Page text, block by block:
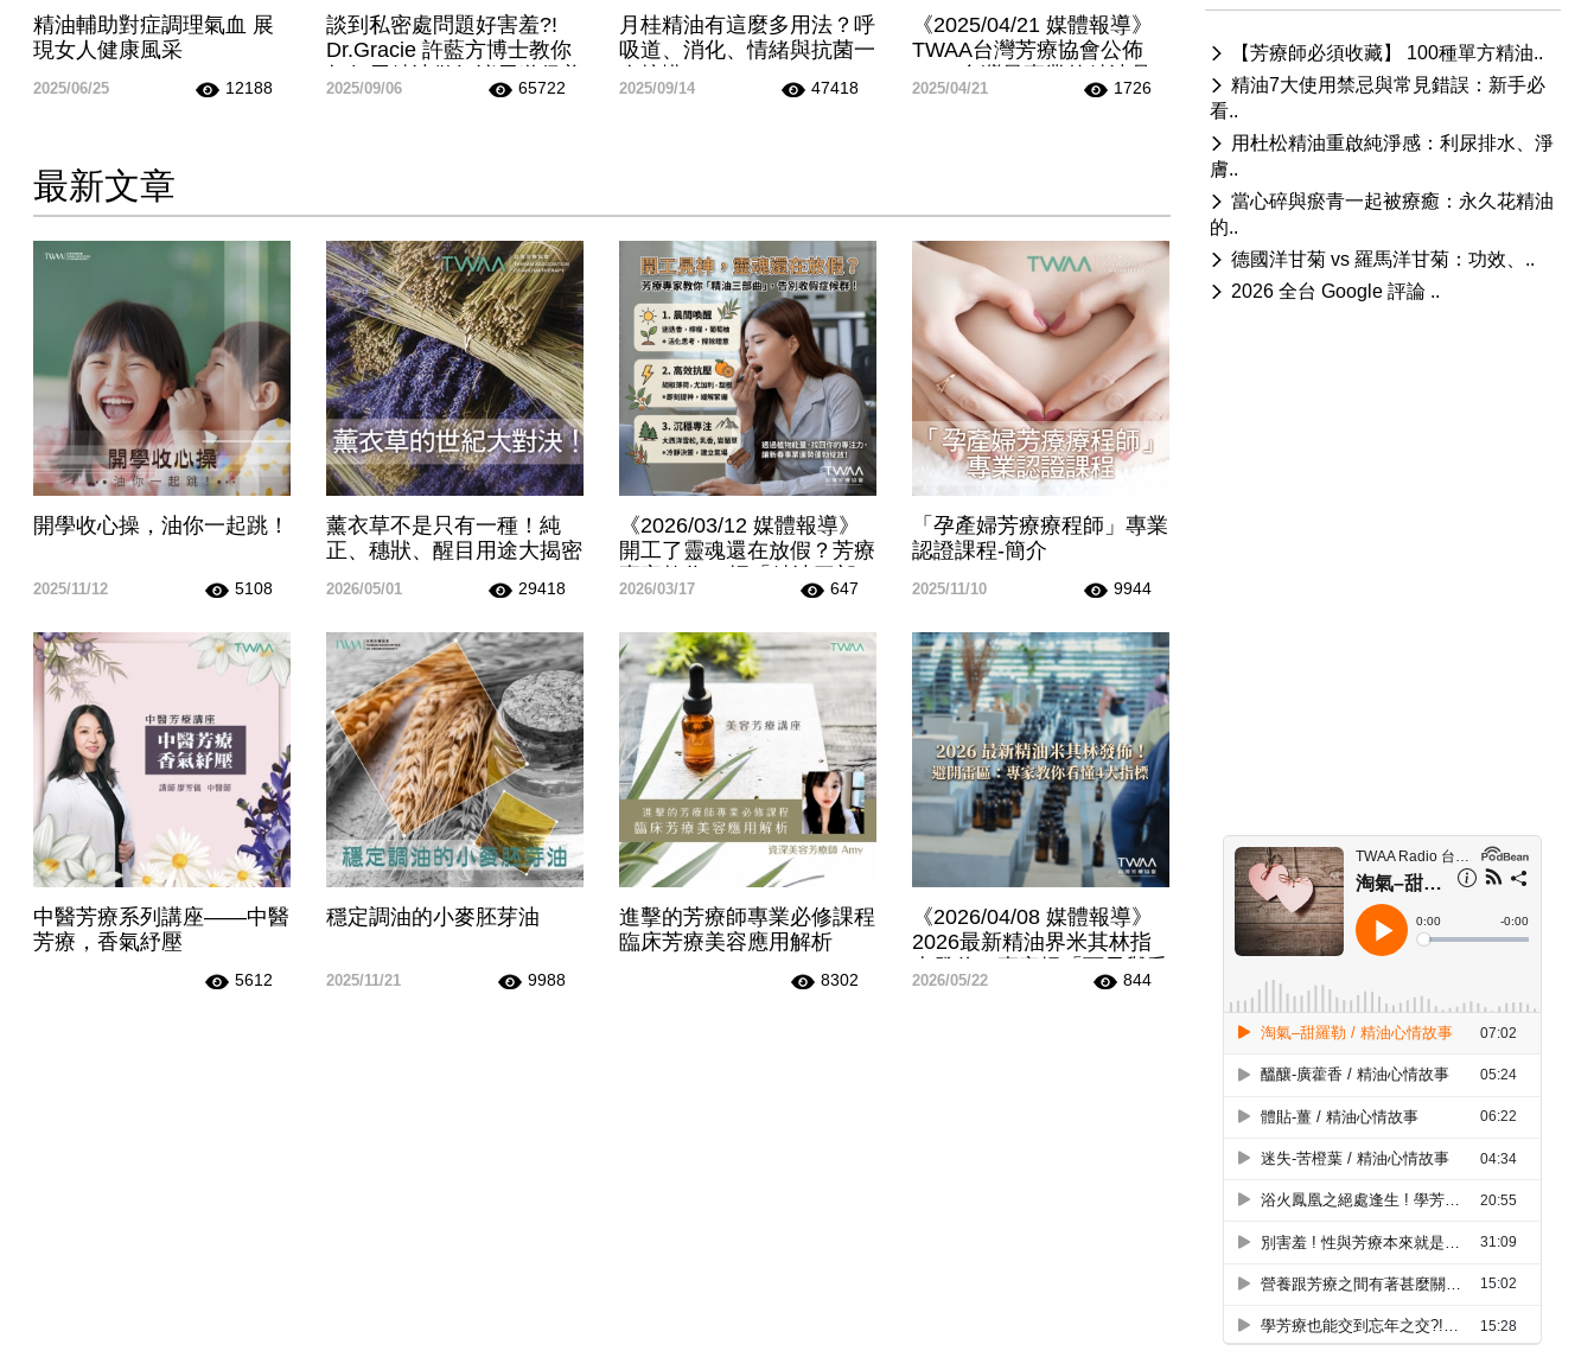
精油輔助對症調理氣血 展
現女人健康風采
2025/06/25 12188
談到私密處問題好害羞?!
Dr.Gracie 許藍方博士教你
~ 聽聽芳香
2025/09/06 65722
月桂精油有這麼多用法？呼
吸道、消化、情緒與抗菌一
2025/09/14 47418
《2025/04/21 媒體報導》
TWAA台灣芳療協會公佈
牌排名
2025/04/21 1726
最新文章
開學收心操，油你一起跳！
2025/11/12 5108
薰衣草不是只有一種！純
正、穗狀、醒目用途大揭密
2026/05/01 29418
《2026/03/12 媒體報導》
開工了靈魂還在放假？芳療
曲」告別收假症候群，找回
2026/03/17 647
「孕產婦芳療療程師」專業
認證課程-簡介
2025/11/10 9944
中醫芳療系列講座——中醫
芳療，香氣紓壓
5612
穩定調油的小麥胚芽油
2025/11/21 9988
進擊的芳療師專業必修課程
臨床芳療美容應用解析
8302
《2026/04/08 媒體報導》
2026最新精油界米其林指
元精油差異」教你看懂4大
2026/05/22 844
【芳療師必須收藏】 100種單方精油..
精油7大使用禁忌與常見錯誤：新手必
看..
用杜松精油重啟純淨感：利尿排水、淨
膚..
當心碎與瘀青一起被療癒：永久花精油
的..
德國洋甘菊 vs 羅馬洋甘菊：功效、..
2026 全台 Google 評論 ..